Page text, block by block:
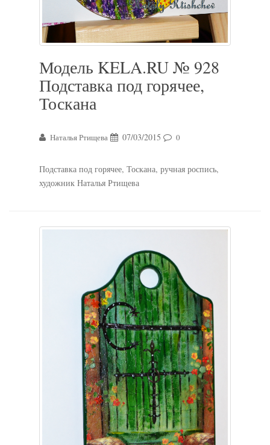
Модель KELA.RU № 928
Подставка под горячее,
Тоскана
Наталья Ртищева 07/03/2015 0
Подставка под горячее, Тоскана, ручная роспись,
художник Наталья Ртищева